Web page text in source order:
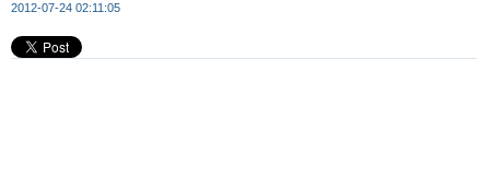
2012-07-24 02:11:05